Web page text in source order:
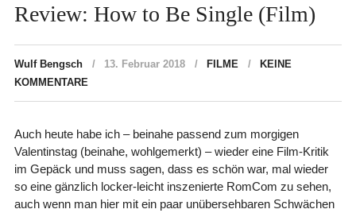
Review: How to Be Single (Film)
Wulf Bengsch 13. Februar 2018 FILME
KEINE
KOMMENTARE
Auch heute habe ich – beinahe passend zum morgigen
Valentinstag (beinahe, wohlgemerkt) – wieder eine Film-Kritik
im Gepäck und muss sagen, dass es schön war, mal wieder
so eine gänzlich locker-leicht inszenierte RomCom zu sehen,
auch wenn man hier mit ein paar unübersehbaren Schwächen